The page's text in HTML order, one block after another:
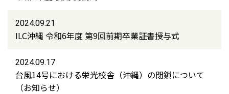
2024.09.21
ILC沖縄 令和6年度 第9回前期卒業証書授与式
2024.09.17
台風14号における栄光校舎（沖縄）の閉鎖について
（お知らせ）